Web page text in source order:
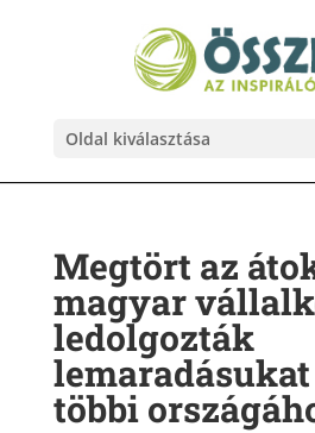
Oldal kiválasztása
Megtört az
magyar
ledolgozták
többi